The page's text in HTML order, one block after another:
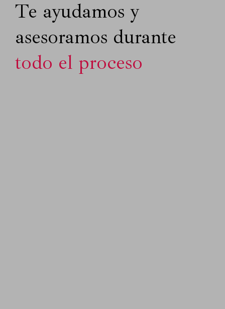
Te ayudamos y
asesoramos durante
todo el proceso